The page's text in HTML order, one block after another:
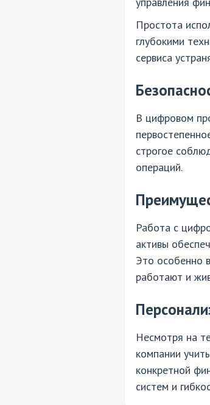
Простота
глубокими
сервиса
В цифровом
строгое
операций.
Работа с
активы
Это особенно
работают и
Несмотря на
компании
конкретной
систем и